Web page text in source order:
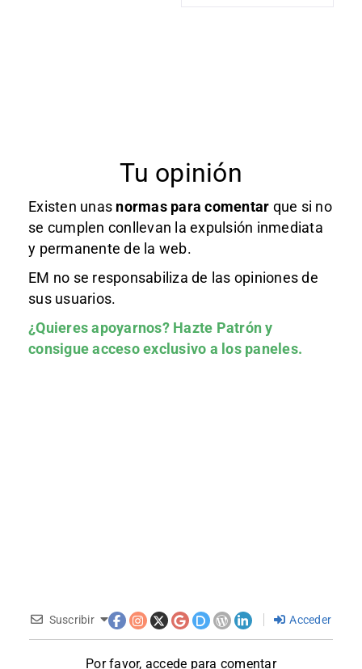
Tu opinión
Existen unas normas para comentar que si no
se cumplen conllevan la expulsión inmediata
y permanente de la web.
EM no se responsabiliza de las opiniones de
sus usuarios.
¿Quieres apoyarnos? Hazte Patróny
consigue acceso exclusivo a los paneles.
Suscribir Acceder
Por favor, accede para comentar